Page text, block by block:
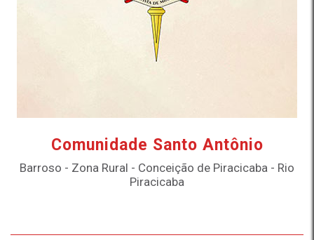
Comunidade Santo Antônio
Barroso - Zona Rural - Conceição de Piracicaba - Rio
Piracicaba